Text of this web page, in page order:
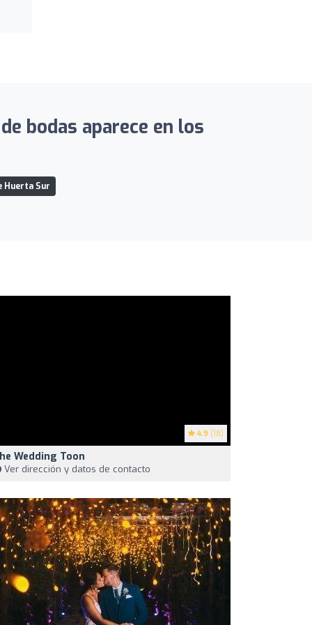
bodas aparece en los
Huerta Sur
4.9 (18)
Wedding Toon
Ver dirección y datos de contacto